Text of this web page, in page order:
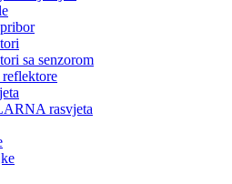
sa senzorom
rasvjeta